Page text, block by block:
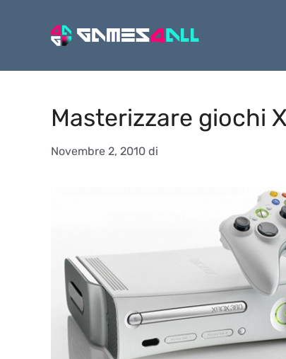
Masterizzare giochi
Novembre 2, 2010 di